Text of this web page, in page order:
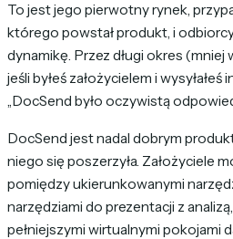
To jest jego pierwotny rynek,
którego powstał produkt, i
dynamikę. Przez długi okres (mniej
jeśli byłeś założycielem i
„DocSend było oczywistą
DocSend jest nadal dobrym
niego się poszerzyła. Założyciele
pomiędzy ukierunkowanymi
narzędziami do prezentacji z
pełniejszymi wirtualnymi pokojami